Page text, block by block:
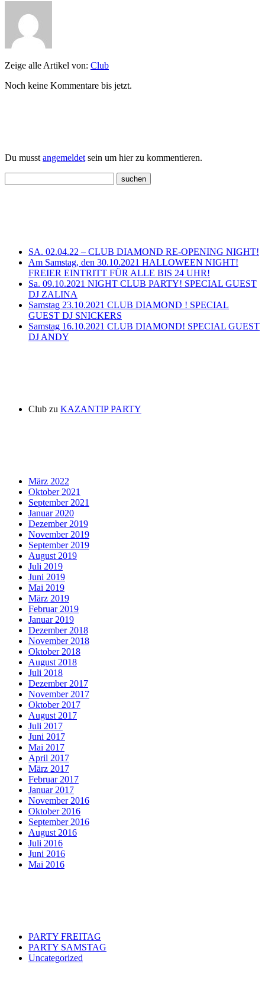
Zeige alle Artikel von: Club
Noch keine Kommentare bis jetzt.
Du musst angemeldet sein um hier zu kommentieren.
SA. 02.04.22 – CLUB DIAMOND RE-OPENING NIGHT!
Am Samstag, den 30.10.2021 HALLOWEEN NIGHT!
FREIER EINTRITT FÜR ALLE BIS 24 UHR!
Sa. 09.10.2021 NIGHT CLUB PARTY! SPECIAL GUEST
DJ ZALINA
Samstag 23.10.2021 CLUB DIAMOND ! SPECIAL
GUEST DJ SNICKERS
Samstag 16.10.2021 CLUB DIAMOND! SPECIAL GUEST
DJ ANDY
Club zu KAZANTIP PARTY
März 2022
Oktober 2021
September 2021
Januar 2020
Dezember 2019
November 2019
September 2019
August 2019
Juli 2019
Juni 2019
Mai 2019
März 2019
Februar 2019
Januar 2019
Dezember 2018
November 2018
Oktober 2018
August 2018
Juli 2018
Dezember 2017
November 2017
Oktober 2017
August 2017
Juli 2017
Juni 2017
Mai 2017
April 2017
März 2017
Februar 2017
Januar 2017
November 2016
Oktober 2016
September 2016
August 2016
Juli 2016
Juni 2016
Mai 2016
PARTY FREITAG
PARTY SAMSTAG
Uncategorized